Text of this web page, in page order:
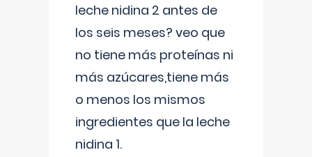
leche nidina 2 antes de
los seis meses? veo que
no tiene más proteínas ni
más azúcares,tiene más
o menos los mismos
ingredientes que la leche
nidina 1.